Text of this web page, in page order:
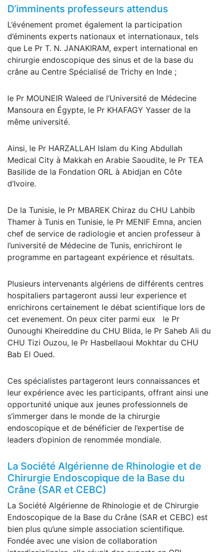
D’imminents professeurs attendus
L’événement promet également la participation
d’éminents experts nationaux et internationaux, tels
que Le Pr T. N. JANAKIRAM, expert international en
chirurgie endoscopique des sinus et de la base du
crâne au Centre Spécialisé de Trichy en Inde ;
le Pr MOUNEIR Waleed de l’Université de Médecine
Mansoura en Égypte, le Pr KHAFAGY Yasser de la
même université.
Ainsi, le Pr HARZALLAH Islam du King Abdullah
Medical City à Makkah en Arabie Saoudite, le Pr TEA
Basilide de la Fondation ORL à Abidjan en Côte
d’Ivoire.
De la Tunisie, le Pr MBAREK Chiraz du CHU Lahbib
Thamer à Tunis en Tunisie, le Pr MENIF Emna, ancien
chef de service de radiologie et ancien professeur à
l’université de Médecine de Tunis, enrichiront le
programme en partageant expérience et résultats.
Plusieurs intervenants algériens de différents centres
hospitaliers partageront aussi leur experience et
enrichirons certainement le débat scientifique lors de
cet evenement. On peux citer parmi eux le Pr
Ounoughi Kheireddine du CHU Blida, le Pr Saheb Ali du
CHU Tizi Ouzou, le Pr Hasbellaoui Mokhtar du CHU
Bab El Oued.
Ces spécialistes partageront leurs connaissances et
leur expérience avec les participants, offrant ainsi une
opportunité unique aux jeunes professionnels de
s’immerger dans le monde de la chirurgie
endoscopique et de bénéficier de l’expertise de
leaders d’opinion de renommée mondiale.
La Société Algérienne de Rhinologie et de
Chirurgie Endoscopique de la Base du
Crâne (SAR et CEBC)
La Société Algérienne de Rhinologie et de Chirurgie
Endoscopique de la Base du Crâne (SAR et CEBC) est
bien plus qu’une simple association scientifique.
Fondée avec une vision de collaboration